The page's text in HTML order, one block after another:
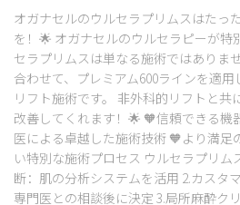
オガナセルのウルセラプリムスはたっ
を！🌟 オガナセルのウルセラピーが特
セラプリムスは単なる施術ではありま
合わせて、プレミアム600ラインを適
リフト施術です。 非外科的リフトと共
改善してくれます！🌟 🧡信頼できる機
医による卓越した施術技術 🧡より満足
い特別な施術プロセス ウルセラプリム
断：肌の分析システムを活用 2.カスタ
専門医との相談後に決定 3.局所麻酔ク